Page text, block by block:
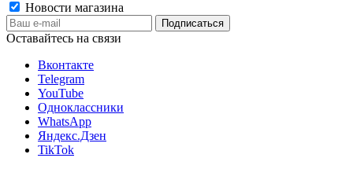
Новости магазина
Оставайтесь на связи
Вконтакте
Telegram
YouTube
Одноклассники
WhatsApp
Яндекс.Дзен
TikTok